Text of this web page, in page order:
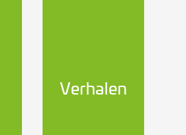
Verhalen